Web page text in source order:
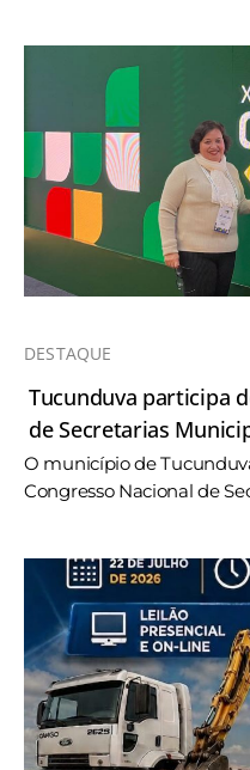
DESTAQUE
Tucunduva participa
de Secretarias
O município de
Congresso Nacional de